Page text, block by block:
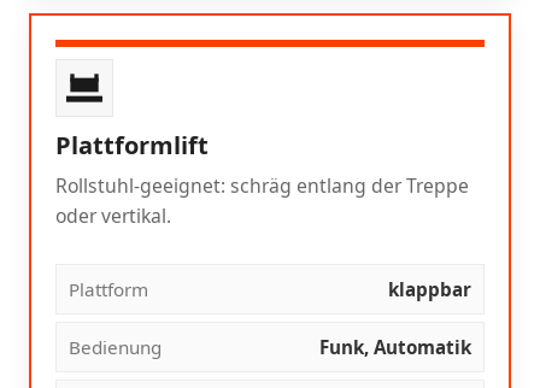
Plattformlift
Rollstuhl-geeignet: schräg entlang der Treppe
oder vertikal.
Plattform klappbar
Bedienung Funk, Automatik